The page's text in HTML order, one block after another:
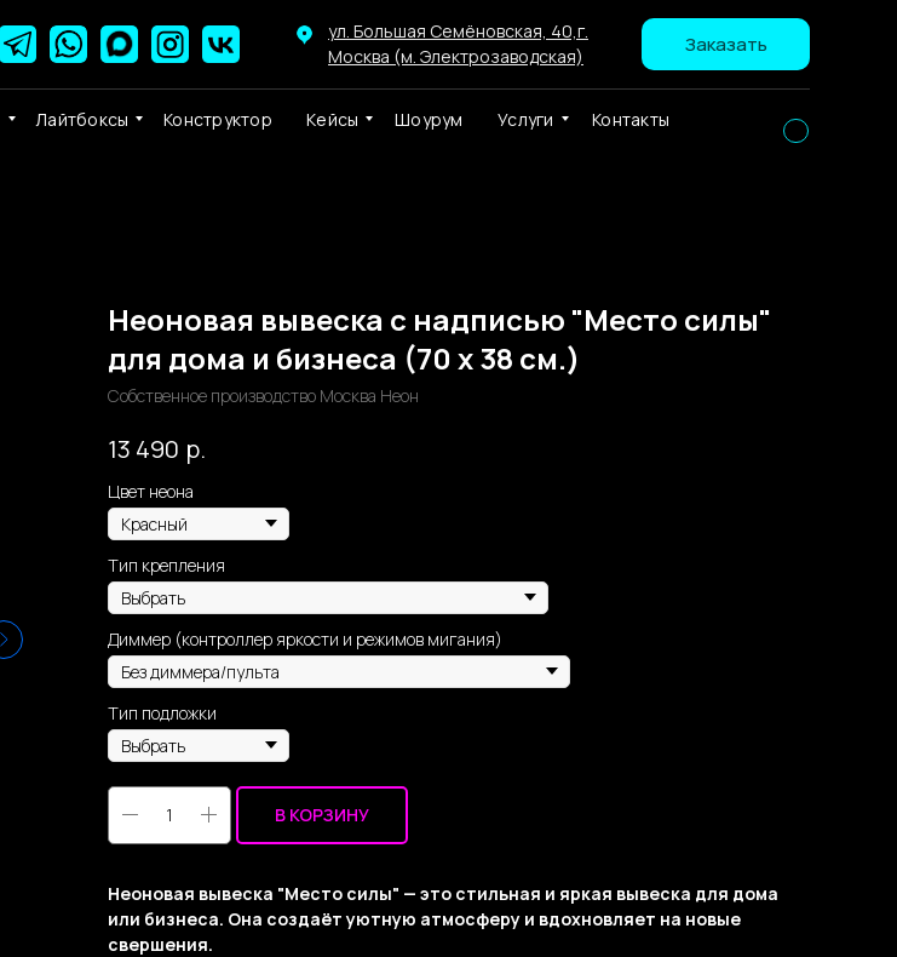
Лайтбоксы Конструктор Кейсы Услуги
Заказать
ул. Большая Семёновская, 40,г.
Москва (м. Электрозаводская)
Контакты
Шоурум
Неоновая вывеска с надписью "Место силы"
для дома и бизнеса (70 х 38 см.)
Собственное производство Москва Неон
13 490 р.
Цвет неона
Тип крепления
Диммер (контроллер яркости и режимов мигания)
Тип подложки
В КОРЗИНУ
Неоновая вывеска "Место силы" — это стильная и яркая вывеска для дома
или бизнеса. Она создаёт уютную атмосферу и вдохновляет на новые
свершения.